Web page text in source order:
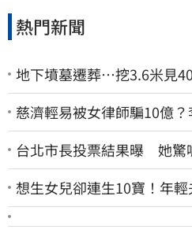
熱門新聞
地下墳墓遷葬…挖3.6米見
慈濟輕易被女律師騙10億
台北市長投票結果曝 她驚
想生女兒卻連生10寶！年